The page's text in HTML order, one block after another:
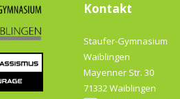
Kontakt
Staufer-Gymnasium
Waiblingen
Mayenner Str. 30
71332 Waiblingen